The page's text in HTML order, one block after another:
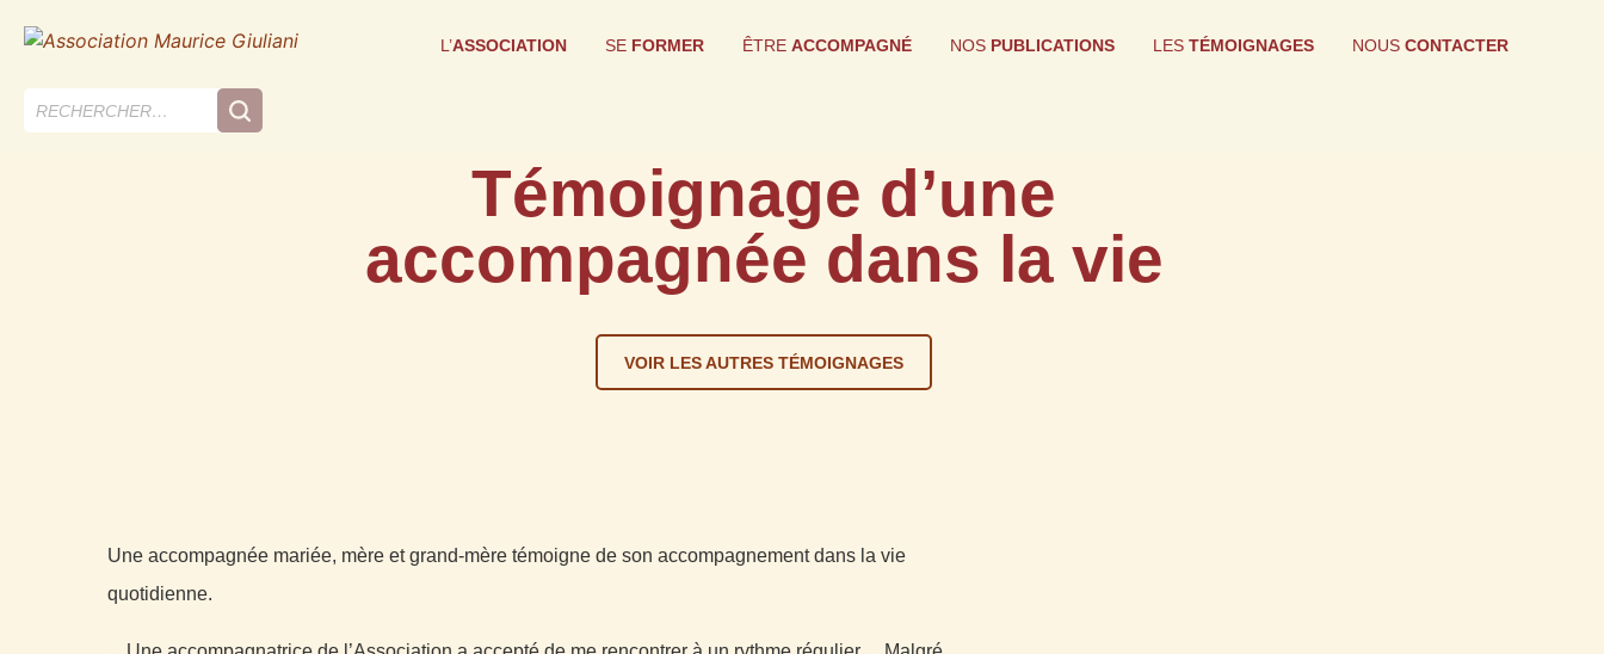
L’ASSOCIATION SE FORMER ÊTRE ACCOMPAGNÉ NOS PUBLICATIONS LES TÉMOIGNAGES NOUS CONTACTER
Témoignage d’une
accompagnée dans la vie
VOIR LES AUTRES TÉMOIGNAGES
Une accompagnée mariée, mère et grand-mère témoigne de son accompagnement dans la vie
quotidienne.